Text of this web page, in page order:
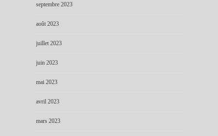
septembre 2023
août 2023
juillet 2023
juin 2023
mai 2023
avril 2023
mars 2023